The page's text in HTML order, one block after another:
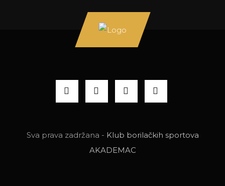
Sva prava zadržana - Klub borilačkih sportova
AKADEMAC